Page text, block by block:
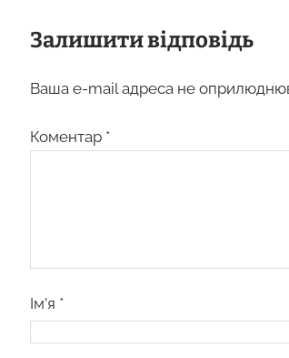
Залишити відповідь
Ваша e-mail адреса не
Коментар *
Ім’я *